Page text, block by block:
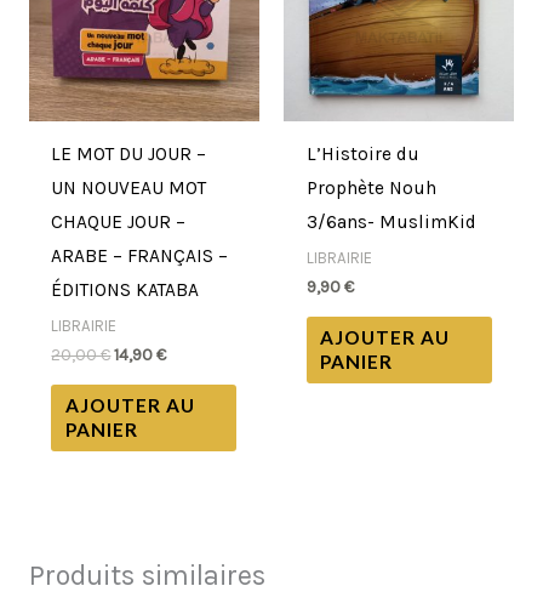
LE MOT DU JOUR –
UN NOUVEAU MOT
CHAQUE JOUR –
ARABE – FRANÇAIS –
ÉDITIONS KATABA
LIBRAIRIE
20,00€14,90€
AJOUTER AU
PANIER
L’Histoire du
Prophète Nouh
3/6ans- MuslimKid
LIBRAIRIE
9,90€
AJOUTER AU
PANIER
Produits similaires